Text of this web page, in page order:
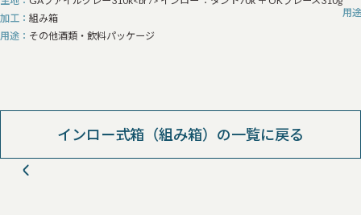
加工
組み箱
用途
その他酒類・飲料パッケージ
用途
インロー式箱（組み箱）の一覧に戻る